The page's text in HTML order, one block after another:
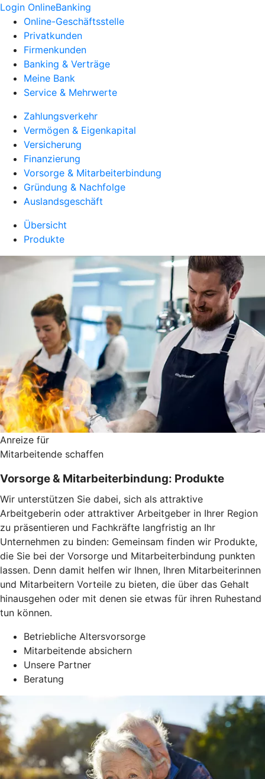
Login OnlineBanking
Online-Geschäftsstelle
Privatkunden
Firmenkunden
Banking & Verträge
Meine Bank
Service & Mehrwerte
Zahlungsverkehr
Vermögen & Eigenkapital
Versicherung
Finanzierung
Vorsorge & Mitarbeiterbindung
Gründung & Nachfolge
Auslandsgeschäft
Übersicht
Produkte
Anreize für
Mitarbeitende schaffen
Vorsorge & Mitarbeiterbindung: Produkte
Wir unterstützen Sie dabei, sich als attraktive
Arbeitgeberin oder attraktiver Arbeitgeber in Ihrer Region
zu präsentieren und Fachkräfte langfristig an Ihr
Unternehmen zu binden: Gemeinsam finden wir Produkte,
die Sie bei der Vorsorge und Mitarbeiterbindung punkten
lassen. Denn damit helfen wir Ihnen, Ihren Mitarbeiterinnen
und Mitarbeitern Vorteile zu bieten, die über das Gehalt
hinausgehen oder mit denen sie etwas für ihren Ruhestand
tun können.
Betriebliche Altersvorsorge
Mitarbeitende absichern
Unsere Partner
Beratung